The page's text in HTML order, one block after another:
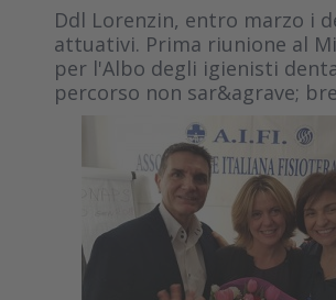
Ddl Lorenzin, entro marzo i
attuativi. Prima riunione al
per l'Albo degli igienisti
percorso non sar&agrave;